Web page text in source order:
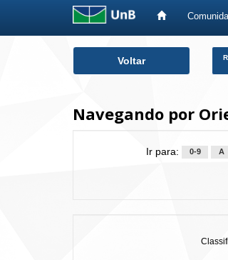
Voltar
Navegando por
Ir para: 0-9 A